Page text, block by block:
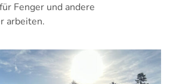
Fenger und andere
arbeiten.